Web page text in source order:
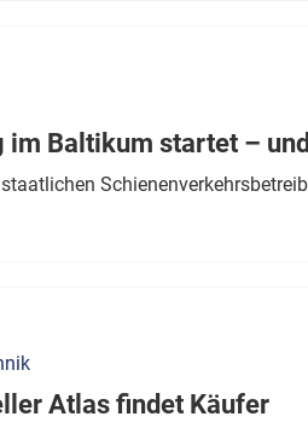
im Baltikum startet –
Atlas findet Käufer